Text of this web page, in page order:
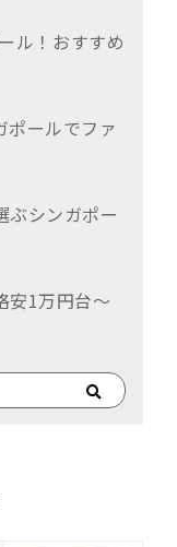
ル！おすすめ
ポールでファ
ぶシンガポー
安1万円台〜